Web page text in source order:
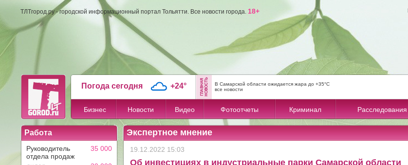
ТЛТгород.ру - городской информационный портал Тольятти. Все новости города. 18+
Погода сегодня +24°
В Самарской области ожидается жара до +35°C
все новости
Бизнес Новости Видео Фотоотчеты Криминал Расследования
Работа
Руководитель
отдела продаж
35 000
Экспертное мнение
19.12.2022 15:03
Об инвестициях в индустриальные парки Самарской области